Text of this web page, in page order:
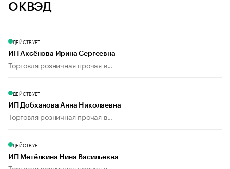
ОКВЭД
ДЕЙСТВУЕТ
ИП Аксёнова Ирина Сергеевна
Торговля розничная прочая в...
ДЕЙСТВУЕТ
ИП Добханова Анна Николаевна
Торговля розничная прочая в...
ДЕЙСТВУЕТ
ИП Метёлкина Нина Васильевна